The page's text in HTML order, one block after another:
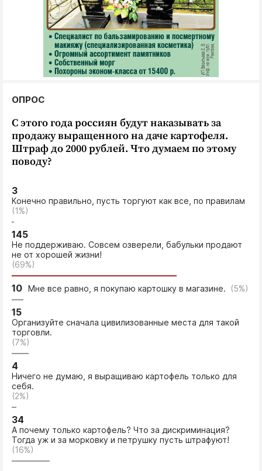
Интересное чтиво
Клиника года
Бренд года
Работодатель года
ОПРОС
С этого года россиян будут наказывать за
продажу выращенного на даче картофеля.
Штраф до 2000 рублей. Что думаем по этому
поводу?
3
Конечно правильно, пусть торгуют как все, по правилам
(1%)
145
Не поддерживаю. Совсем озверели, бабульки продают
не от хорошей жизни!
(69%)
10 Мне все равно, я покупаю картошку в магазине. (5%)
15
Организуйте сначала цивилизованные места для такой
торговли.
(7%)
4
Ничего не думаю, я выращиваю картофель только для
себя.
(2%)
34
А почему только картофель? Что за дискриминация?
Тогда уж и за морковку и петрушку пусть штрафуют!
(16%)